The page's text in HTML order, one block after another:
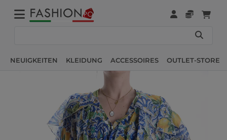
NEUIGKEITEN KLEIDUNG ACCESSOIRES OUTLET-STORE